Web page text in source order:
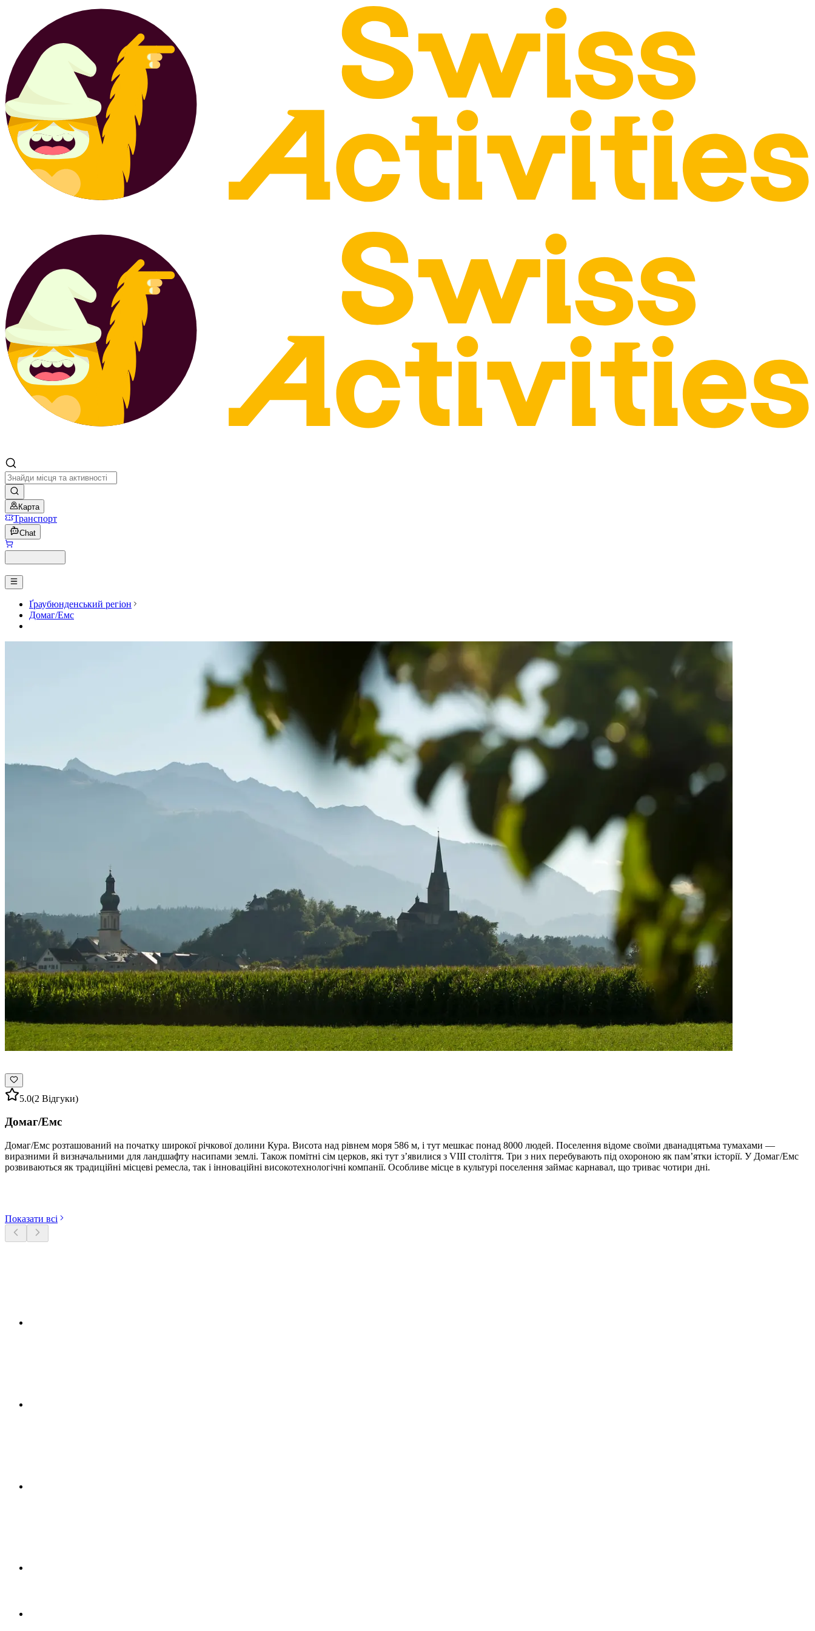
Карта
Транспорт
Chat
Ґраубюнденський регіон
Домаг/Емс
5.0(2 Відгуки)
Домаг/Емс
Домаг/Емс розташований на початку широкої річкової долини Кура. Висота над рівнем моря 586 м, і тут мешкає понад 8000 людей. Поселення відоме своїми дванадцятьма тумахами —
виразними й визначальними для ландшафту насипами землі. Також помітні сім церков, які тут з’явилися з VIII століття. Три з них перебувають під охороною як пам’ятки історії. У Домаг/Емс
розвиваються як традиційні місцеві ремесла, так і інноваційні високотехнологічні компанії. Особливе місце в культурі поселення займає карнавал, що триває чотири дні.
Показати всі